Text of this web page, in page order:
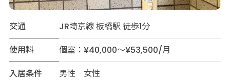
交通
JR埼京線 板橋駅 徒歩1分
使用料
個室：¥40,000～¥53,500/月
入居条件
男性 女性